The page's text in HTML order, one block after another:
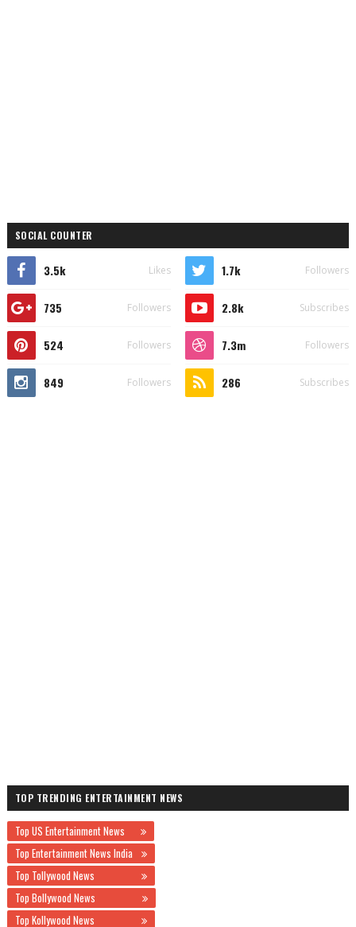
SOCIAL COUNTER
3.5k Likes 1.7k Followers
735 Followers 2.8k Subscribes
524 Followers 7.3m Followers
849 Followers 286 Subscribes
TOP TRENDING ENTERTAINMENT NEWS
Top US Entertainment News
Top Entertainment News India
Top Tollywood News
Top Bollywood News
Top Kollywood News